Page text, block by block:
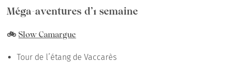
Méga-aventures d’1 semaine
🚲Slow Camargue
Tour de l’étang de Vaccarès